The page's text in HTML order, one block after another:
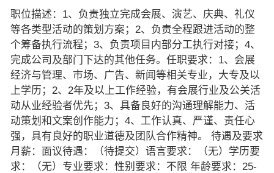
职位描述：1、负责独立完成会展、演艺、庆典、礼仪
等各类型活动的策划方案；2、负责全程跟进活动的整
个筹备执行流程；3、负责项目内部分工执行对接；4、
完成公司及部门下达的其他任务。任职要求：1、会展
经济与管理、市场、广告、新闻等相关专业，大专及以
上学历；2、2年及以上工作经验，有会展行业及公关活
动从业经验者优先；3、具备良好的沟通理解能力、活
动策划和文案创作能力；4、工作认真、严谨、责任心
强，具有良好的职业道德及团队合作精神。 待遇及要求
月薪：面议待遇：（待提交）语言要求：（无）学历要
求：（无）专业要求：性别要求：不限 年龄要求：25-